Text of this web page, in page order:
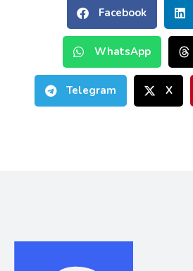
Facebook
WhatsApp
Telegram X